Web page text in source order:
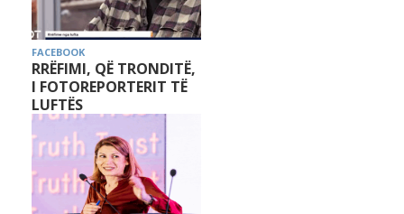
FACEBOOK
RRËFIMI, QË TRONDITË,
I FOTOREPORTERIT TË
LUFTËS